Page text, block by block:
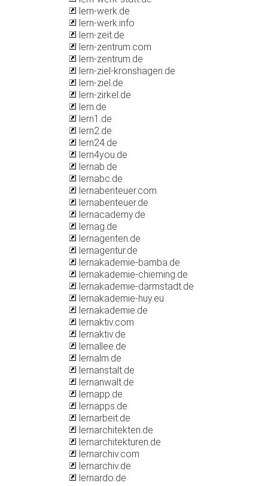
lern-werk.de
lern-werk.info
lern-zeit.de
lern-zentrum.com
lern-zentrum.de
lern-ziel-kronshagen.de
lern-ziel.de
lern-zirkel.de
lern.de
lern1.de
lern2.de
lern24.de
lern4you.de
lernab.de
lernabc.de
lernabenteuer.com
lernabenteuer.de
lernacademy.de
lernag.de
lernagenten.de
lernagentur.de
lernakademie-bamba.de
lernakademie-chieming.de
lernakademie-darmstadt.de
lernakademie-huy.eu
lernakademie.de
lernaktiv.com
lernaktiv.de
lernallee.de
lernalm.de
lernanstalt.de
lernanwalt.de
lernapp.de
lernapps.de
lernarbeit.de
lernarchitekten.de
lernarchitekturen.de
lernarchiv.com
lernarchiv.de
lernardo.de